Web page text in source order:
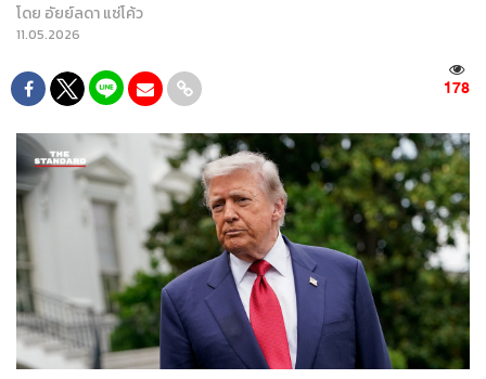
โดย อัยย์ลดา แซ่โค้ว
11.05.2026
178